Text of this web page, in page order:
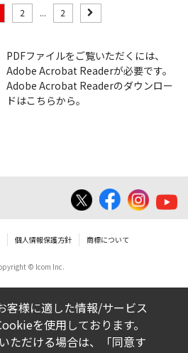
2 ... 2
PDFファイルをご覧いただくには、
Adobe Acrobat Readerが必要です。
Adobe Acrobat Readerのダウンロー
ドはこちらから。
個人情報保護方針 商標について
© Icom Inc.
客様に適した情報/サービス
を使用しております。
ただける場合は、「同意す